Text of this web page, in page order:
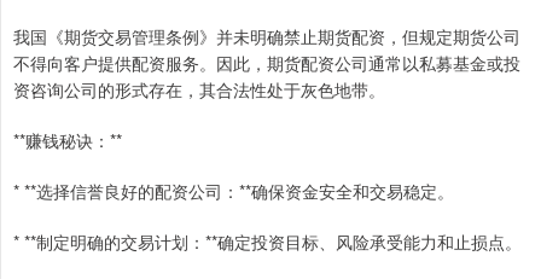
我国《期货交易管理条例》并未明确禁止期货配资，但规定期货公司
不得向客户提供配资服务。因此，期货配资公司通常以私募基金或投
资咨询公司的形式存在，其合法性处于灰色地带。
**赚钱秘诀：**
* **选择信誉良好的配资公司：**确保资金安全和交易稳定。
* **制定明确的交易计划：**确定投资目标、风险承受能力和止损点。